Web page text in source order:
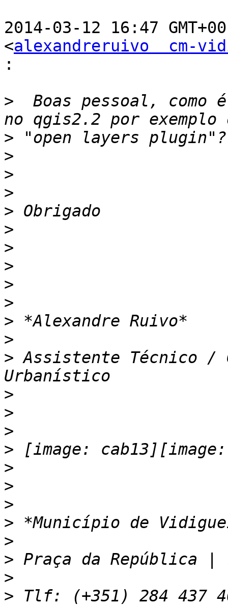
2014-03-12 16:47
<alexandreruivo  cm-
:
>
Boas pessoal, como
>
>
>
>
>
>
>
>
>
>
>
>
> Assistente Técnico /
>
>
>
>
>
>
>
>
>
>
>
> Tlf: (+351) 284 437